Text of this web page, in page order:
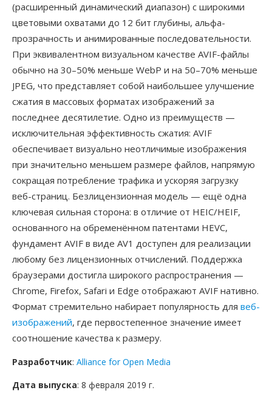
(расширенный динамический диапазон) с широкими
цветовыми охватами до 12 бит глубины, альфа-
прозрачность и анимированные последовательности.
При эквивалентном визуальном качестве AVIF-файлы
обычно на 30–50% меньше WebP и на 50–70% меньше
JPEG, что представляет собой наибольшее улучшение
сжатия в массовых форматах изображений за
последнее десятилетие. Одно из преимуществ —
исключительная эффективность сжатия: AVIF
обеспечивает визуально неотличимые изображения
при значительно меньшем размере файлов, напрямую
сокращая потребление трафика и ускоряя загрузку
веб-страниц. Безлицензионная модель — ещё одна
ключевая сильная сторона: в отличие от HEIC/HEIF,
основанного на обременённом патентами HEVC,
фундамент AVIF в виде AV1 доступен для реализации
любому без лицензионных отчислений. Поддержка
браузерами достигла широкого распространения —
Chrome, Firefox, Safari и Edge отображают AVIF нативно.
Формат стремительно набирает популярность для веб-
изображений, где первостепенное значение имеет
соотношение качества к размеру.
Разработчик: Alliance for Open Media
Дата выпуска: 8 февраля 2019 г.